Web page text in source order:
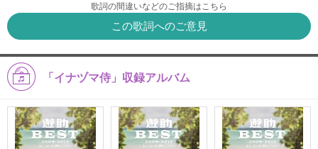
歌詞の間違いなどのご指摘はこちら
この歌詞へのご意見
「イナヅマ侍」収録アルバム